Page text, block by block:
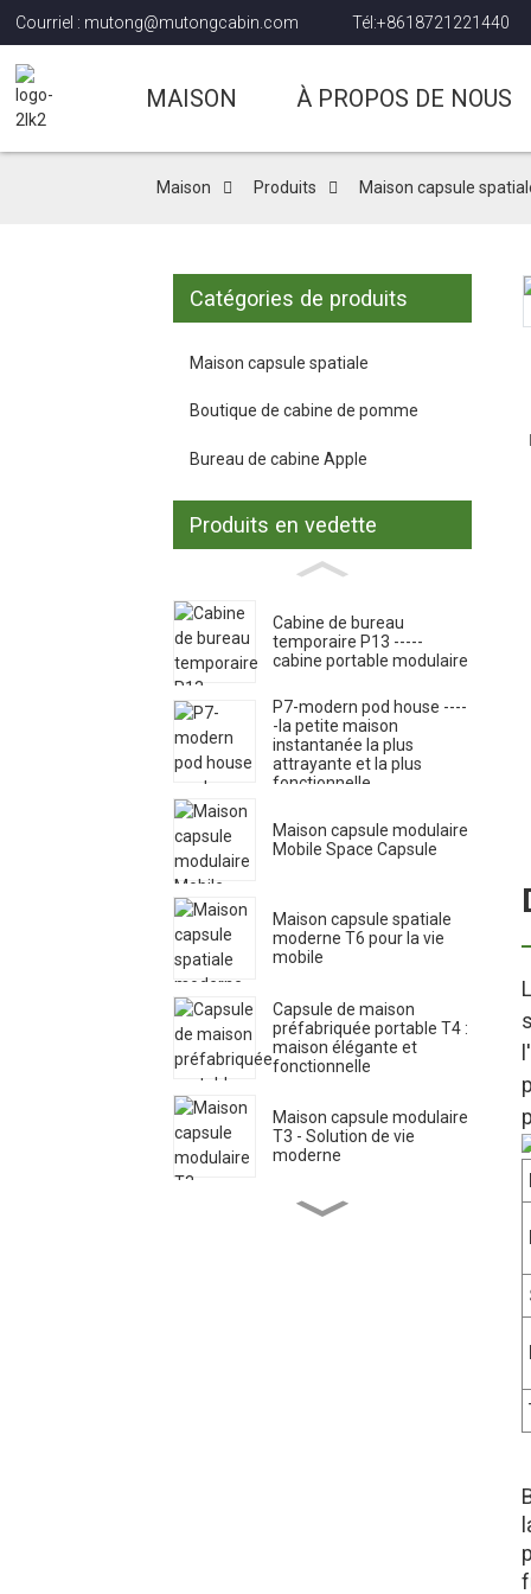
Courriel : mutong@mutongcabin.com Tél:+8618721221440
MAISON À PROPOS DE NOUS
Maison Produits Maison capsule
Catégories de produits
Maison capsule spatiale
Boutique de cabine de pomme
Bureau de cabine Apple
Produits en vedette
Cabine de bureau
temporaire P13 -----
cabine portable modulaire
P7-modern pod house ----
-la petite maison
instantanée la plus
attrayante et la plus
fonctionnelle
Maison capsule modulaire
Mobile Space Capsule
Maison capsule spatiale
moderne T6 pour la vie
mobile
Capsule de maison
préfabriquée portable T4 :
maison élégante et
fonctionnelle
Maison capsule modulaire
T3 - Solution de vie
moderne
T2, Space Capsule House -